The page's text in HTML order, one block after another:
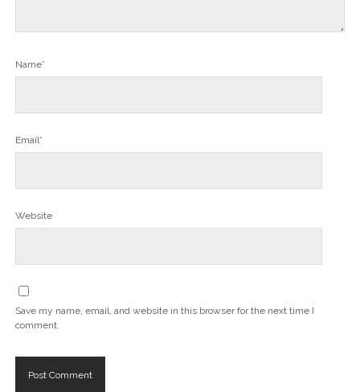
Name*
Email*
Website
Save my name, email, and website in this browser for the next time I
comment.